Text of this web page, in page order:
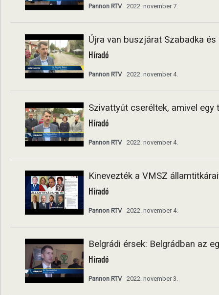
Pannon RTV 2022. november 7.
Újra van buszjárat Szabadka
Híradó
Pannon RTV 2022. november 4.
Szivattyút cseréltek, amivel
Híradó
Pannon RTV 2022. november 4.
Kinevezték a VMSZ
Híradó
Pannon RTV 2022. november 4.
Belgrádi érsek: Belgrádban az
Híradó
Pannon RTV 2022. november 3.